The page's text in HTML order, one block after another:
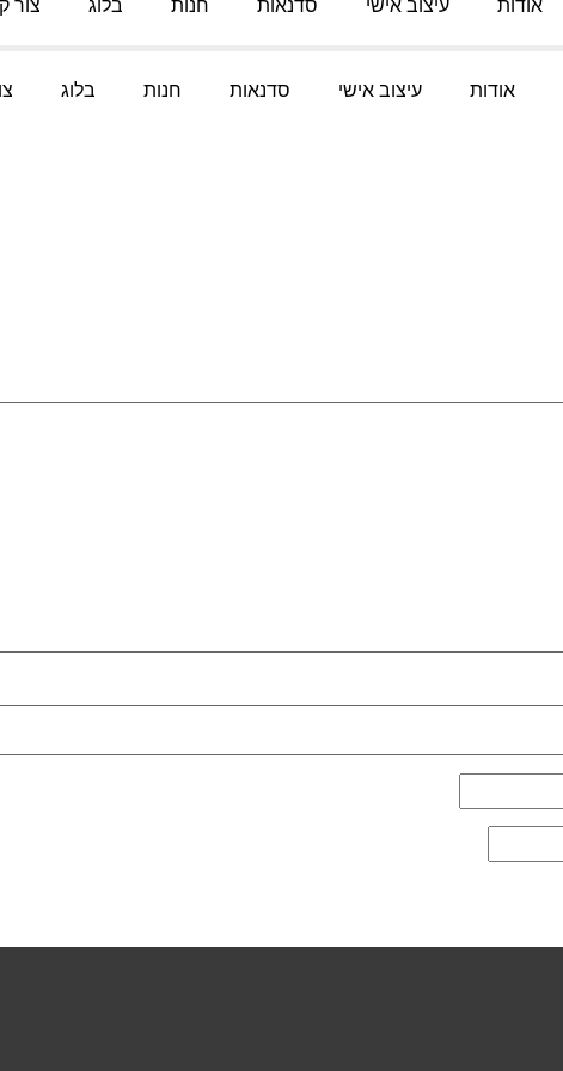
אודות עיצוב אישי סדנאות חנות בלוג צור
אודות עיצוב אישי סדנאות חנות בלוג